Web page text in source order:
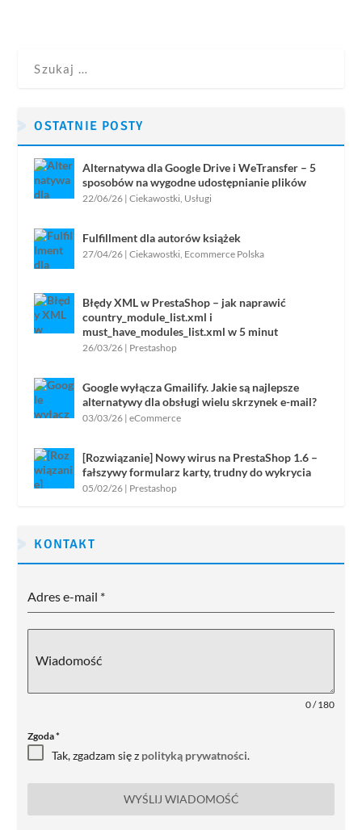
OSTATNIE POSTY
Alternatywa dla Google Drive i WeTransfer – 5
sposobów na wygodne udostępnianie plików
22/06/26 |Ciekawostki, Usługi
Fulfillment dla autorów książek
27/04/26 |Ciekawostki, Ecommerce Polska
Błędy XML w PrestaShop – jak naprawić
country_module_list.xml i
must_have_modules_list.xml w 5 minut
26/03/26 | Prestashop
Google wyłącza Gmailify. Jakie są najlepsze
alternatywy dla obsługi wielu skrzynek e-mail?
03/03/26 |eCommerce
[Rozwiązanie] Nowy wirus na PrestaShop 1.6 –
fałszywy formularz karty, trudny do wykrycia
05/02/26 | Prestashop
KONTAKT
Adres e-mail *
Wiadomość
0 / 180
Zgoda*
Tak, zgadzam się z polityką prywatności.
WYŚLIJ WIADOMOŚĆ